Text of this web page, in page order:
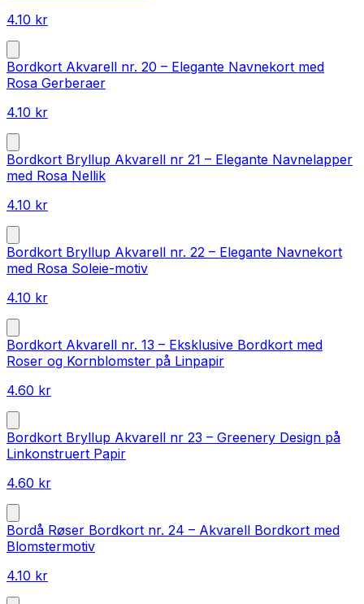
4.10 kr
Bordkort Akvarell nr. 20 – Elegante Navnekort med
Rosa Gerberaer
4.10 kr
Bordkort Bryllup Akvarell nr 21 – Elegante Navnelapper
med Rosa Nellik
4.10 kr
Bordkort Bryllup Akvarell nr. 22 – Elegante Navnekort
med Rosa Soleie-motiv
4.10 kr
Bordkort Akvarell nr. 13 – Eksklusive Bordkort med
Roser og Kornblomster på Linpapir
4.60 kr
Bordkort Bryllup Akvarell nr 23 – Greenery Design på
Linkonstruert Papir
4.60 kr
Bordå Røser Bordkort nr. 24 – Akvarell Bordkort med
Blomstermotiv
4.10 kr